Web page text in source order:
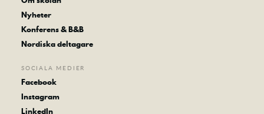
Nyheter
Konferens & B&B
Nordiska deltagare
SOCIALA MEDIER
Facebook
Instagram
LinkedIn